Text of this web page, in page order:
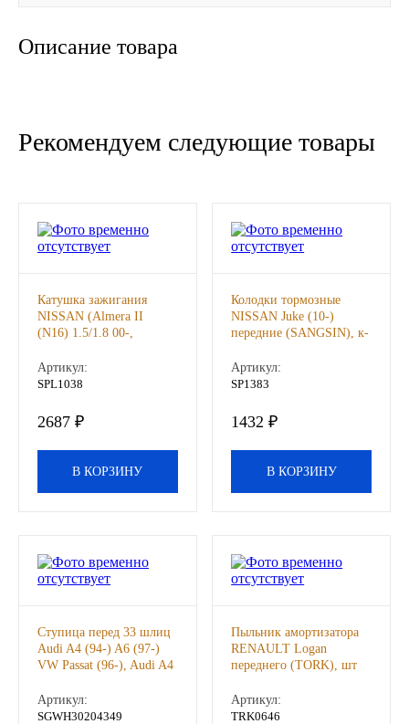
ЛУКОЙЛ
MOZER
Подшипники
АПП
ЕПК
Охлаждающие жидкости
Тормозные жидкости
Описание товара
Рекомендуем следующие товары
Катушка зажигания
NISSAN (Almera II
(N16) 1.5/1.8 00-,
Артикул:
SPL1038
2687 ₽
В КОРЗИНУ
Колодки тормозные
NISSAN Juke (10-)
передние (SANGSIN), к-
Артикул:
SP1383
1432 ₽
В КОРЗИНУ
Ступица перед 33 шлиц
Audi A4 (94-) A6 (97-)
VW Passat (96-), Audi A4
Superb SE,
Артикул:
SGWH30204349
Пыльник амортизатора
RENAULT Logan
переднего (TORK), шт
Артикул:
TRK0646